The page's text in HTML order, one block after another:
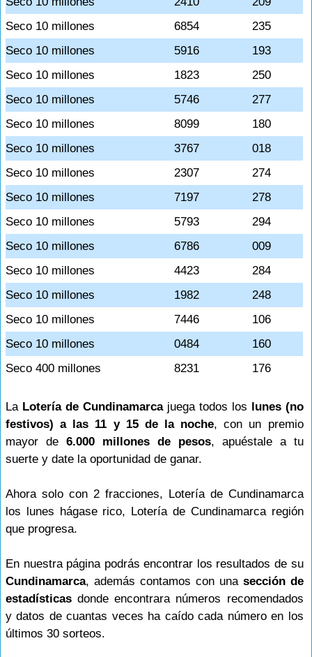
Seco 10 millones
6854
235
Seco 10 millones
5916
193
Seco 10 millones
1823
250
Seco 10 millones
5746
277
Seco 10 millones
8099
180
Seco 10 millones
3767
018
Seco 10 millones
2307
274
Seco 10 millones
7197
278
Seco 10 millones
5793
294
Seco 10 millones
6786
009
Seco 10 millones
4423
284
Seco 10 millones
1982
248
Seco 10 millones
7446
106
Seco 10 millones
0484
160
Seco 400 millones
8231 176
La Lotería de Cundinamarcajuega todos los lunes (no
festivos) a las 11 y 15 de la noche, con un premio
mayor de 6.000 millones de pesos, apuéstale a tu
suerte y date la oportunidad de ganar.
Ahora solo con 2 fracciones, Lotería de Cundinamarca
los lunes hágase rico, Lotería de Cundinamarca región
que progresa.
En nuestra página podrás encontrar los resultados de su
Cundinamarca, además contamos con una sección de
estadísticas donde encontrara números recomendados
y datos de cuantas veces ha caído cada número en los
últimos 30 sorteos.